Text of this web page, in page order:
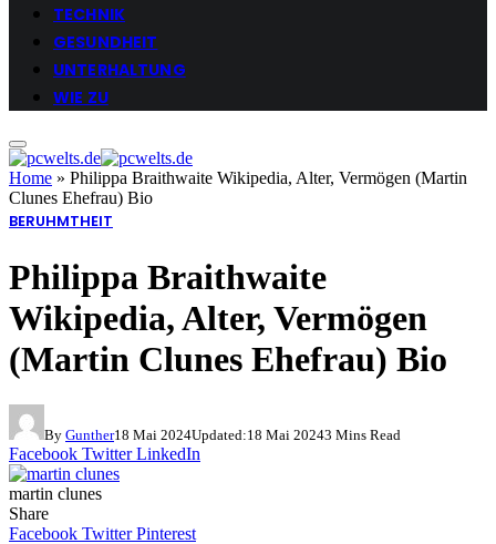
TECHNIK
GESUNDHEIT
UNTERHALTUNG
WIE ZU
Home » Philippa Braithwaite Wikipedia, Alter, Vermögen (Martin
Clunes Ehefrau) Bio
BERUHMTHEIT
Philippa Braithwaite
Wikipedia, Alter, Vermögen
(Martin Clunes Ehefrau) Bio
By Gunther18 Mai 2024Updated:18 Mai 20243 Mins Read
Facebook Twitter LinkedIn
martin clunes
Share
Facebook Twitter Pinterest